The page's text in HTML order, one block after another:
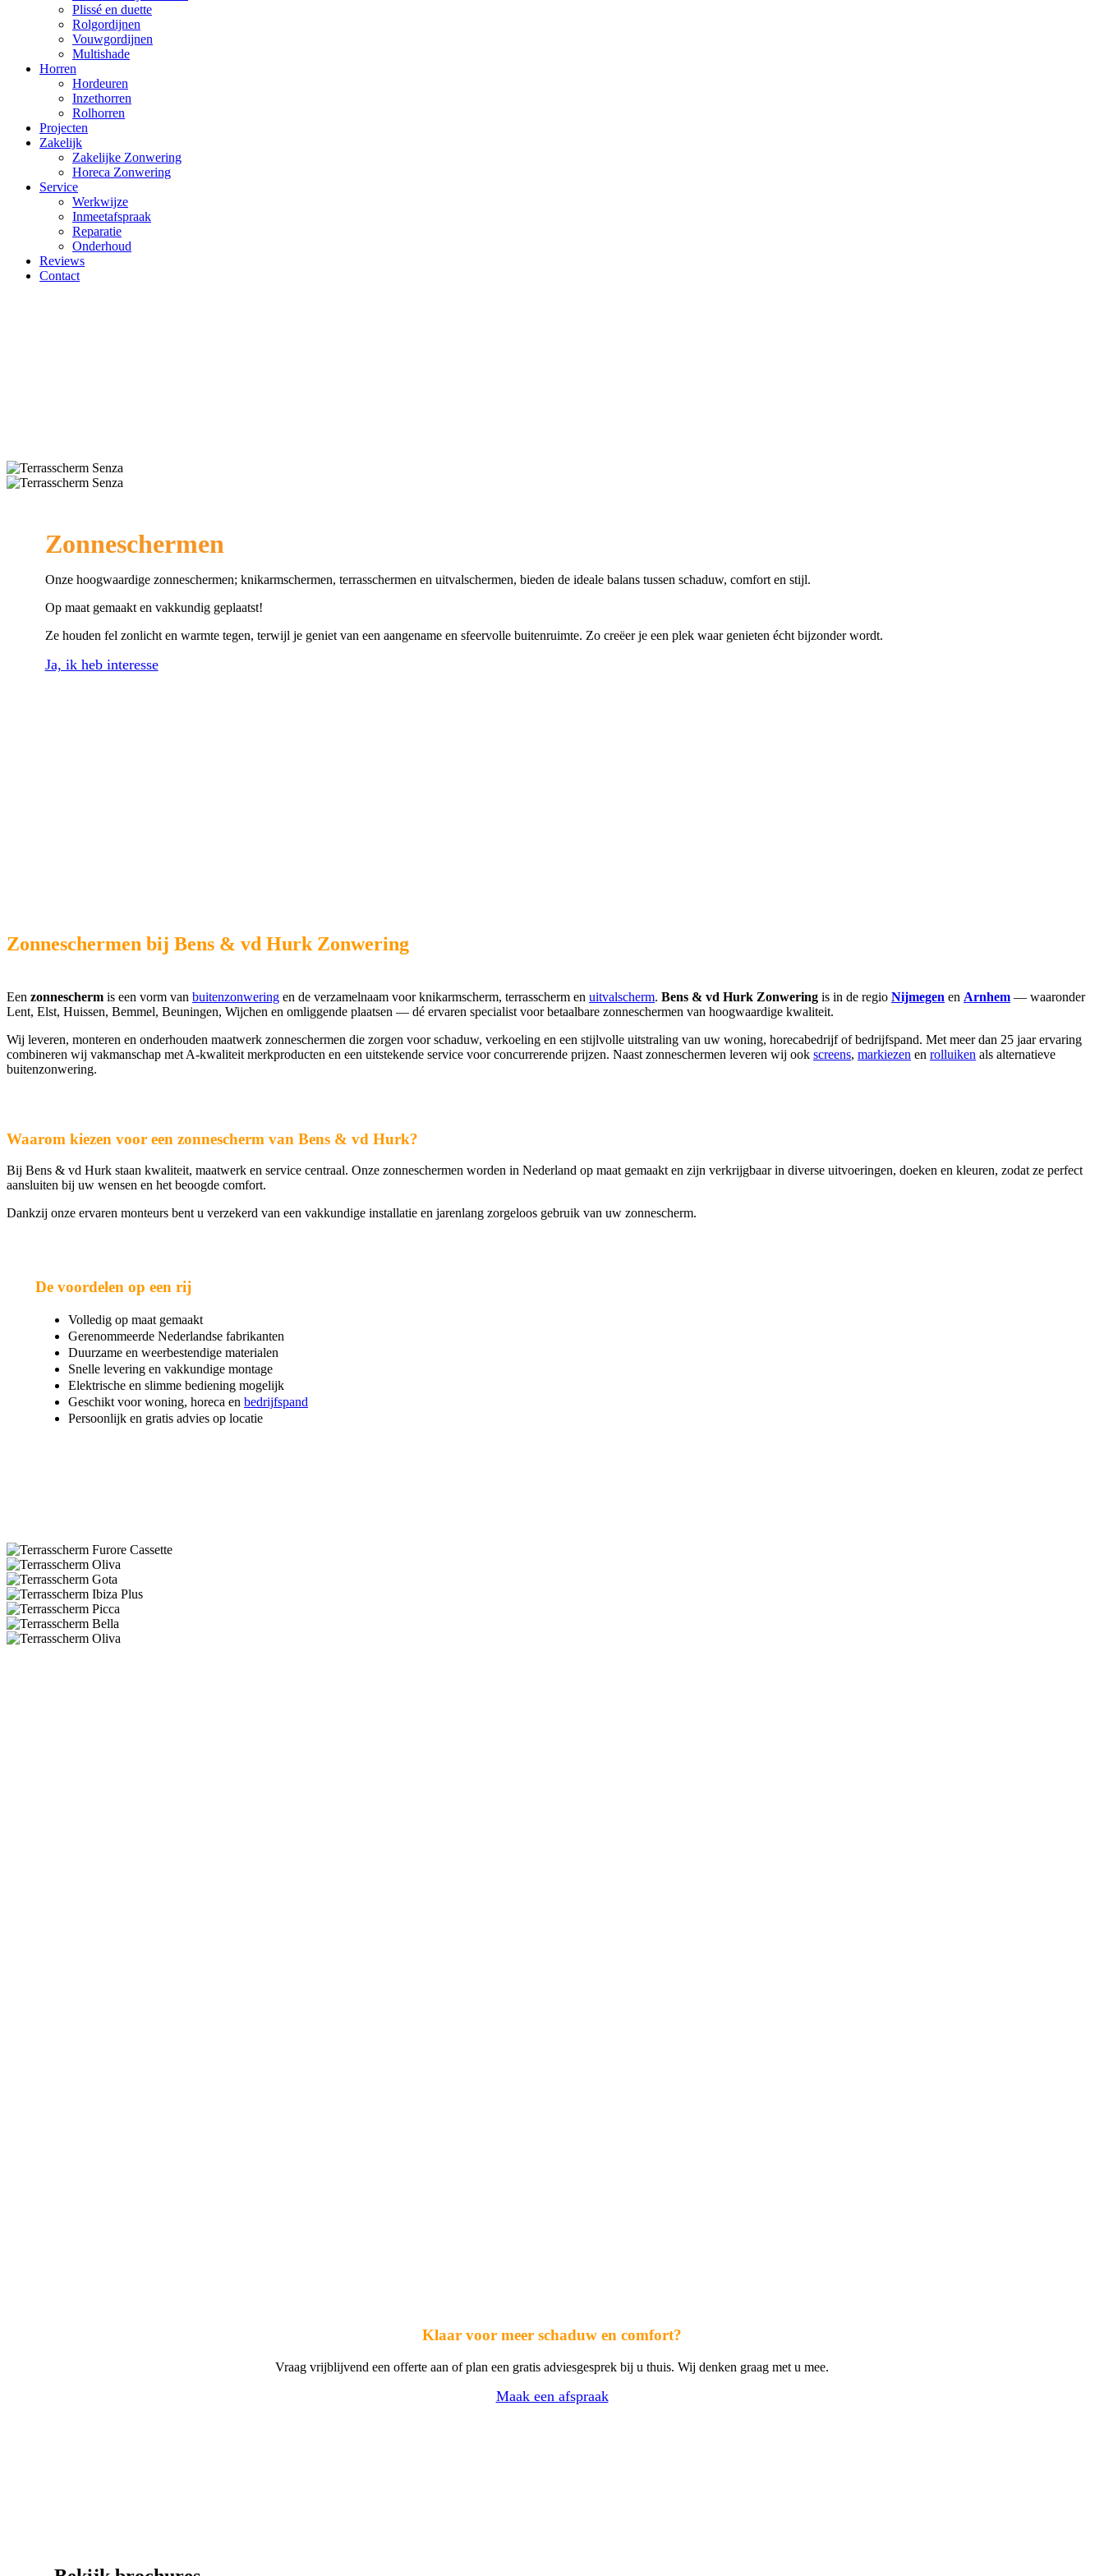
Plissé en duette
Rolgordijnen
Vouwgordijnen
Multishade
Horren
Hordeuren
Inzethorren
Rolhorren
Projecten
Zakelijk
Zakelijke Zonwering
Horeca Zonwering
Service
Werkwijze
Inmeetafspraak
Reparatie
Onderhoud
Reviews
Contact
Zonneschermen
Onze hoogwaardige zonneschermen; knikarmschermen, terrasschermen en uitvalschermen, bieden de ideale balans tussen schaduw, comfort en stijl.
Op maat gemaakt en vakkundig geplaatst!
Ze houden fel zonlicht en warmte tegen, terwijl je geniet van een aangename en sfeervolle buitenruimte. Zo creëer je een plek waar genieten écht bijzonder wordt.
Ja, ik heb interesse
Zonneschermen bij Bens & vd Hurk Zonwering
Een zonnescherm is een vorm van buitenzonwering en de verzamelnaam voor knikarmscherm, terrasscherm en uitvalscherm. Bens & vd Hurk Zonwering is in de regio Nijmegen en Arnhem — waaronder
Lent, Elst, Huissen, Bemmel, Beuningen, Wijchen en omliggende plaatsen — dé ervaren specialist voor betaalbare zonneschermen van hoogwaardige kwaliteit.
Wij leveren, monteren en onderhouden maatwerk zonneschermen die zorgen voor schaduw, verkoeling en een stijlvolle uitstraling van uw woning, horecabedrijf of bedrijfspand. Met meer dan 25 jaar ervaring
combineren wij vakmanschap met A-kwaliteit merkproducten en een uitstekende service voor concurrerende prijzen. Naast zonneschermen leveren wij ook screens, markiezen en rolluiken als alternatieve
buitenzonwering.
Waarom kiezen voor een zonnescherm van Bens & vd Hurk?
Bij Bens & vd Hurk staan kwaliteit, maatwerk en service centraal. Onze zonneschermen worden in Nederland op maat gemaakt en zijn verkrijgbaar in diverse uitvoeringen, doeken en kleuren, zodat ze perfect
aansluiten bij uw wensen en het beoogde comfort.
Dankzij onze ervaren monteurs bent u verzekerd van een vakkundige installatie en jarenlang zorgeloos gebruik van uw zonnescherm.
De voordelen op een rij
Volledig op maat gemaakt
Gerenommeerde Nederlandse fabrikanten
Duurzame en weerbestendige materialen
Snelle levering en vakkundige montage
Elektrische en slimme bediening mogelijk
Geschikt voor woning, horeca en bedrijfspand
Persoonlijk en gratis advies op locatie
Klaar voor meer schaduw en comfort?
Vraag vrijblijvend een offerte aan of plan een gratis adviesgesprek bij u thuis. Wij denken graag met u mee.
Maak een afspraak